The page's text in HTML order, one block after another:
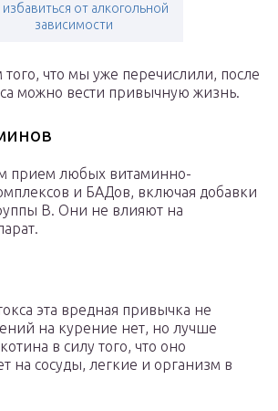
избавиться от алкогольной
зависимости
что мы уже перечислили, после
можно вести привычную жизнь.
прием любых витаминно-
и БАДов, включая добавки
В. Они не влияют на
эта вредная привычка не
на курение нет, но лучше
в силу того, что оно
на сосуды, легкие и организм в